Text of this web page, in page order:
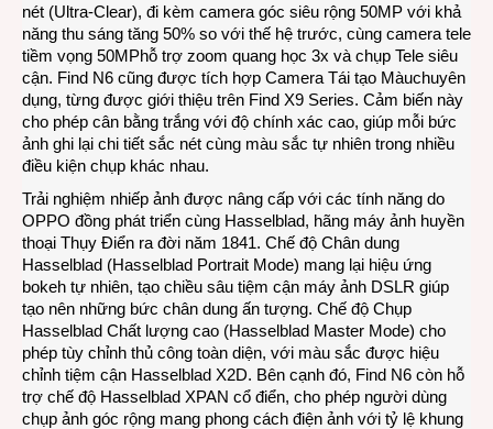
nét (Ultra-Clear), đi kèm camera góc siêu rộng 50MP với khả
năng thu sáng tăng 50% so với thế hệ trước, cùng camera tele
tiềm vọng 50MPhỗ trợ zoom quang học 3x và chụp Tele siêu
cận. Find N6 cũng được tích hợp Camera Tái tạo Màuchuyên
dụng, từng được giới thiệu trên Find X9 Series. Cảm biến này
cho phép cân bằng trắng với độ chính xác cao, giúp mỗi bức
ảnh ghi lại chi tiết sắc nét cùng màu sắc tự nhiên trong nhiều
điều kiện chụp khác nhau.
Trải nghiệm nhiếp ảnh được nâng cấp với các tính năng do
OPPO đồng phát triển cùng Hasselblad, hãng máy ảnh huyền
thoại Thụy Điển ra đời năm 1841. Chế độ Chân dung
Hasselblad (Hasselblad Portrait Mode) mang lại hiệu ứng
bokeh tự nhiên, tạo chiều sâu tiệm cận máy ảnh DSLR giúp
tạo nên những bức chân dung ấn tượng. Chế độ Chụp
Hasselblad Chất lượng cao (Hasselblad Master Mode) cho
phép tùy chỉnh thủ công toàn diện, với màu sắc được hiệu
chỉnh tiệm cận Hasselblad X2D. Bên cạnh đó, Find N6 còn hỗ
trợ chế độ Hasselblad XPAN cổ điển, cho phép người dùng
chụp ảnh góc rộng mang phong cách điện ảnh với tỷ lệ khung